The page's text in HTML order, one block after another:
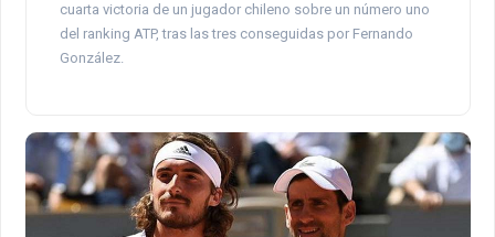
cuarta victoria de un jugador chileno sobre un número uno
del ranking ATP, tras las tres conseguidas por Fernando
González.